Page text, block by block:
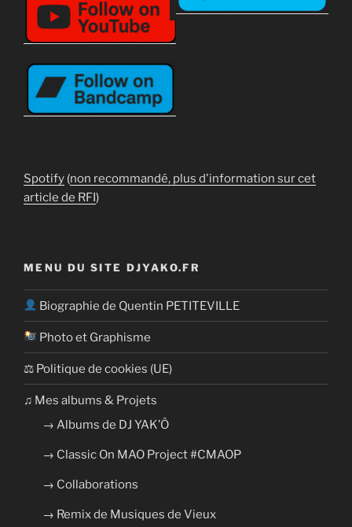
Spotify (non recommandé, plus d'information sur cet
article de RFI )
MENU DU SITE DJYAKO.FR
Biographie de Quentin PETITEVILLE
Photo et Graphisme
⚖ Politique de cookies (UE)
​​♫ Mes albums & Projets
→ Albums de DJ YAK’Ô
→ Classic On MAO Project #CMAOP
→ Collaborations
→ Remix de Musiques de Vieux